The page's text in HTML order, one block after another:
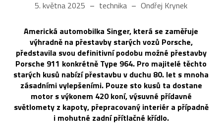
5. května 2025 technika Ondřej Krynek
Americká automobilka Singer, která se zaměřuje
výhradně na přestavby starých vozů Porsche,
představila svou definitivní podobu možné přestavby
Porsche 911 konkrétně Type 964. Pro majitelé těchto
starých kusů nabízí přestavbu v duchu 80. let s mnoha
zásadními vylepšeními. Pouze sto kusů ta dostane
motor s výkonem 420 koní, výsuvné přídavné
světlomety z kapoty, přepracovaný interiér a případně
i mohutné zadní přítlačné křídlo.